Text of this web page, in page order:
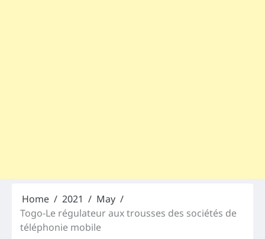
Home 2021
May
Togo-Le régulateur aux trousses des sociétés de
téléphonie mobile